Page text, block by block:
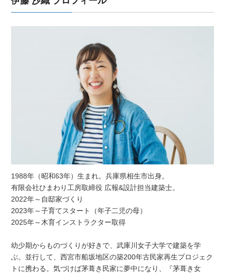
1988年（昭和63年）生まれ。兵庫県相生市出身。
有限会社ひまわり工房取締役 広報&設計担当建築士。
2022年～自邸家づくり
2023年～子育てスタート（年子二児の母）
2025年～木育インストラクター取得
幼少期からものづくりが好きで、武庫川女子大学で建築を学
ぶ。並行して、西宮市船坂地区の築200年古民家再生プロジェク
トに携わる。気づけば茅葺き民家に夢中になり、『茅葺き女